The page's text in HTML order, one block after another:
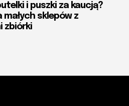
i puszki za kaucją?
małych sklepów z
zbiórki